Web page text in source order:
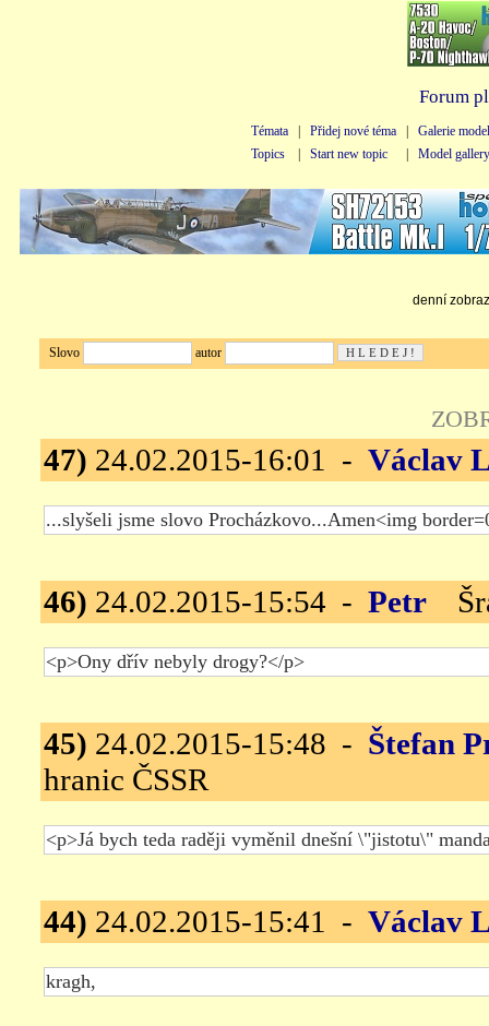
Forum
Témata Přidej nové téma
Galerie
Topics
Start new topic Model gallery
denní
Slovo autor
47) 24.02.2015-16:01 - Václav
46) 24.02.2015-15:54 - Petr
45) 24.02.2015-15:48 - Štefan
hranic ČSSR
44) 24.02.2015-15:41 - Václav